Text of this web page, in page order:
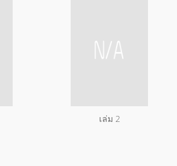
เล่ม 2